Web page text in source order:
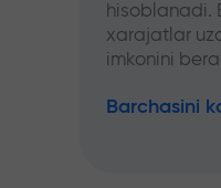
hisoblanadi.
xarajatlar
imkonini
Barchasini